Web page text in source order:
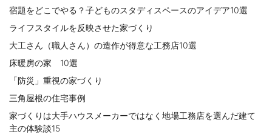
宿題をどこでやる？子どものスタディスペースのアイデア10選
ライフスタイルを反映させた家づくり
大工さん（職人さん）の造作が得意な工務店10選
床暖房の家 10選
「防災」重視の家づくり
三角屋根の住宅事例
家づくりは大手ハウスメーカーではなく地場工務店を選んだ建て
主の体験談15